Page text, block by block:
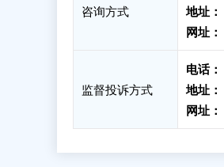
咨询方式 地址：
网址：
监督投诉方式
电话：
地址：
网址：